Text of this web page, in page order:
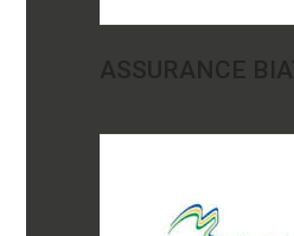
ASSURANCE BIAT